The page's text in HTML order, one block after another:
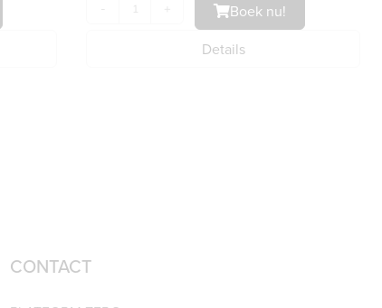
-
Boek nu!
Details
CONTACT